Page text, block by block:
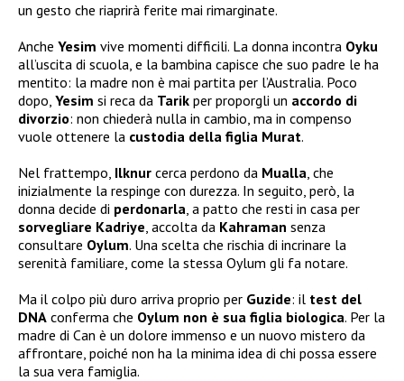
un gesto che riaprirà ferite mai rimarginate.
Anche Yesim vive momenti difficili. La donna incontra Oyku
all’uscita di scuola, e la bambina capisce che suo padre le ha
mentito: la madre non è mai partita per l’Australia. Poco
dopo, Yesim si reca da Tarik per proporgli un accordo di
divorzio: non chiederà nulla in cambio, ma in compenso
vuole ottenere la custodia della figlia Murat.
Nel frattempo, Ilknur cerca perdono da Mualla , che
inizialmente la respinge con durezza. In seguito, però, la
donna decide di perdonarla , a patto che resti in casa per
sorvegliare Kadriye , accolta da Kahraman senza
consultare Oylum. Una scelta che rischia di incrinare la
serenità familiare, come la stessa Oylum gli fa notare.
Ma il colpo più duro arriva proprio per Guzide: il test del
DNA conferma che Oylum non è sua figlia biologica. Per la
madre di Can è un dolore immenso e un nuovo mistero da
affrontare, poiché non ha la minima idea di chi possa essere
la sua vera famiglia.